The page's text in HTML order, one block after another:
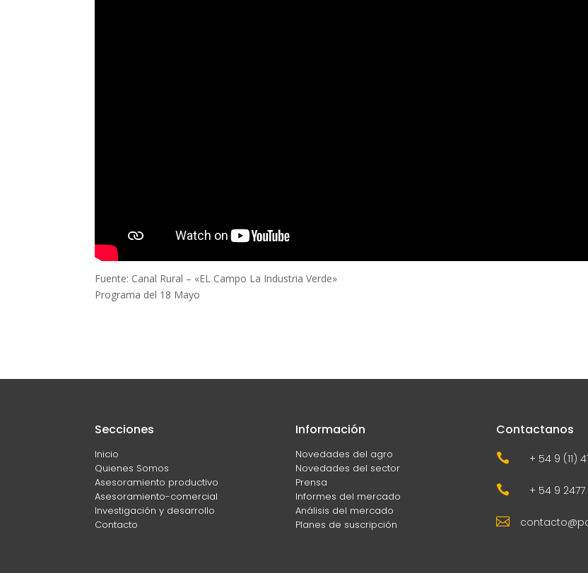
Fuente: Canal Rural – «EL Campo La Industria Verde»
Programa del 18 Mayo
Secciones
Inicio
Quienes Somos
Asesoramiento productivo
Asesoramiento-comercial
Investigación y desarrollo
Contacto
Información
Novedades del agro
Novedades del sector
Prensa
Informes del mercado
Análisis del mercado
Planes de suscripción
Contactanos
 + 54 9 (11)
 + 54 9
